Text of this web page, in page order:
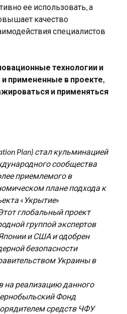
ее использовать, а
качество
специалистов
технологии и
примененные в проекте,
и применяться
Plan) стал кульминацией
сообщества
приемлемого в
плане подхода к
«Укрытие»
глобальный проект
группой экспертов
и США и одобрен
безопасности
Украины в
на реализацию данного
Фонд
средств ЧФУ